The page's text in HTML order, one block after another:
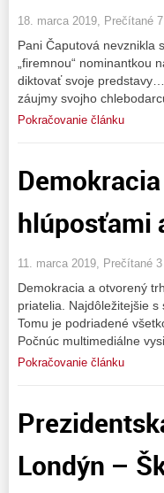
18. marca 2019, Prečítané
Pani Čaputová nevznikla
„firemnou“ nominantkou
diktovať svoje
záujmy svojho
Pokračovanie článku
hlúposťami
11. marca 2019, Prečítané 3
Demokracia a otvorený
priatelia. Najdôležitejšie
Tomu je podriadené
Počnúc multimediálne
Pokračovanie článku
Londýn –